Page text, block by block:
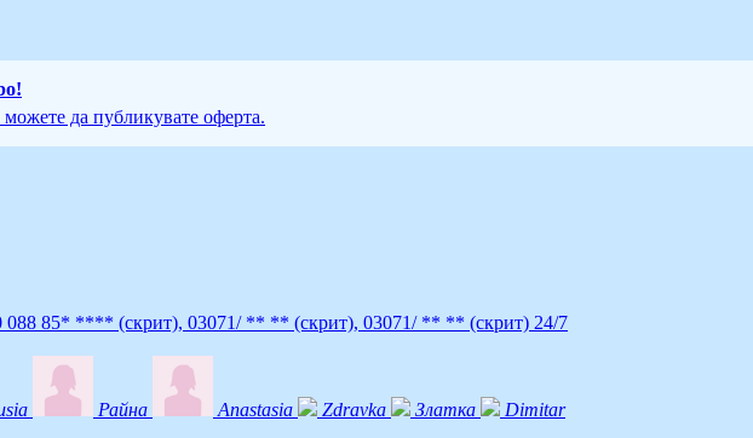
да публикувате оферта.
088 85* **** (скрит), 03071/ ** ** (скрит), 03071/ ** ** (скрит) 24/7
Райна Anastasia Zdravka Златка
Dimitar